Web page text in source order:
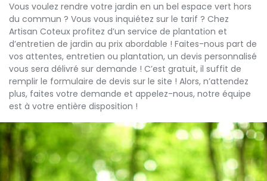
Vous voulez rendre votre jardin en un bel espace vert hors
du commun ? Vous vous inquiétez sur le tarif ? Chez
Artisan Coteux profitez d’un service de plantation et
d’entretien de jardin au prix abordable ! Faites-nous part de
vos attentes, entretien ou plantation, un devis personnalisé
vous sera délivré sur demande ! C’est gratuit, il suffit de
remplir le formulaire de devis sur le site ! Alors, n’attendez
plus, faites votre demande et appelez-nous, notre équipe
est à votre entière disposition !